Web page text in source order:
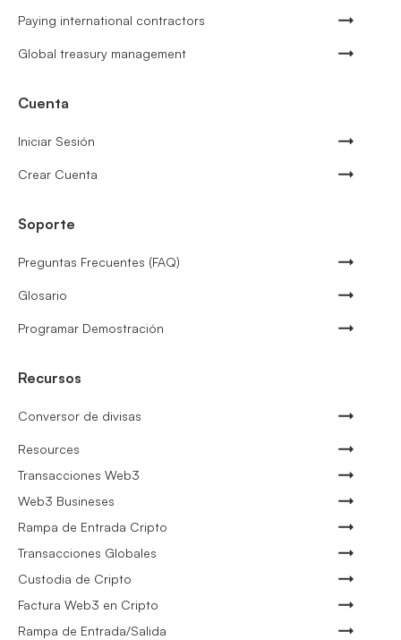
Paying international contractors
Global treasury management
Cuenta
Iniciar Sesión
Crear Cuenta
Soporte
Preguntas Frecuentes (FAQ)
Glosario
Programar Demostración
Recursos
Conversor de divisas
Resources
Transacciones Web3
Web3 Busineses
Rampa de Entrada Cripto
Transacciones Globales
Custodia de Cripto
Factura Web3 en Cripto
Rampa de Entrada/Salida